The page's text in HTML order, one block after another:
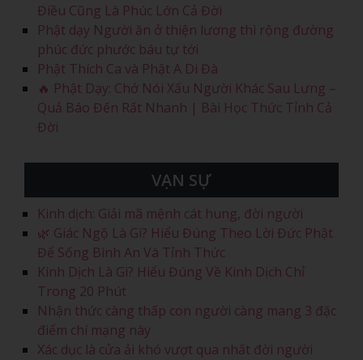
Điều Cũng Là Phúc Lớn Cả Đời
Phật dạy Người ăn ở thiện lương thì rộng đường
phúc đức phước báu tự tới
Phật Thích Ca và Phật A Di Đà
🔥 Phật Dạy: Chớ Nói Xấu Người Khác Sau Lưng –
Quả Báo Đến Rất Nhanh | Bài Học Thức Tỉnh Cả
Đời
VẠN SỰ
Kinh dịch: Giải mã mệnh cát hung, đời người
🌿 Giác Ngộ Là Gì? Hiểu Đúng Theo Lời Đức Phật
Để Sống Bình An Và Tỉnh Thức
Kinh Dịch Là Gì? Hiểu Đúng Về Kinh Dịch Chỉ
Trong 20 Phút
Nhận thức càng thấp con người càng mang 3 đặc
điểm chí mạng này
Xác dục là cửa ải khó vượt qua nhất đời người